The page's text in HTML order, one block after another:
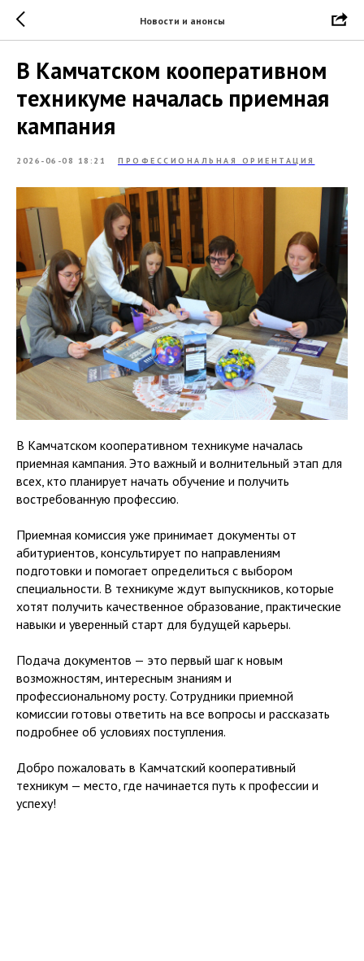
Новости и анонсы
В Камчатском кооперативном
техникуме началась приемная
кампания
2026-06-08 18:21 ПРОФЕССИОНАЛЬНАЯ ОРИЕНТАЦИЯ
В Камчатском кооперативном техникуме началась
приемная кампания. Это важный и волнительный этап для
всех, кто планирует начать обучение и получить
востребованную профессию.
Приемная комиссия уже принимает документы от
абитуриентов, консультирует по направлениям
подготовки и помогает определиться с выбором
специальности. В техникуме ждут выпускников, которые
хотят получить качественное образование, практические
навыки и уверенный старт для будущей карьеры.
Подача документов — это первый шаг к новым
возможностям, интересным знаниям и
профессиональному росту. Сотрудники приемной
комиссии готовы ответить на все вопросы и рассказать
подробнее об условиях поступления.
Добро пожаловать в Камчатский кооперативный
техникум — место, где начинается путь к профессии и
успеху!